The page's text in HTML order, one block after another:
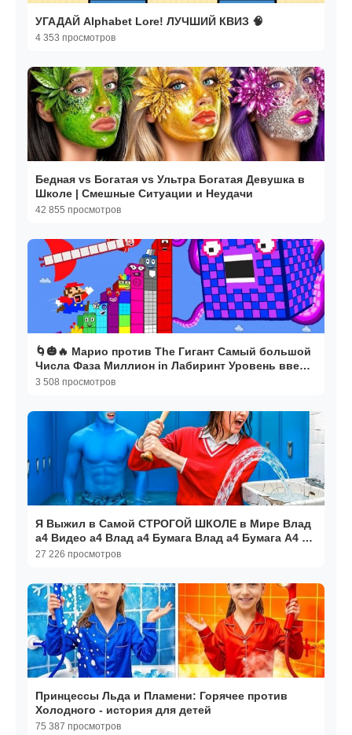
УГАДАЙ Alphabet Lore! ЛУЧШИЙ КВИЗ 🧠
4 353 просмотров
Бедная vs Богатая vs Ультра Богатая Девушка в
Школе | Смешные Ситуации и Неудачи
42 855 просмотров
🌀🎃🔥 Марио против The Гигант Самый большой
Числа Фаза Миллион in Лабиринт Уровень вверх
🔥🎃🌀
3 508 просмотров
Я Выжил в Самой СТРОГОЙ ШКОЛЕ в Мире Влад
а4 Видео а4 Влад а4 Бумага Влад а4 Бумага А4 а
4 ВЛАД А4
27 226 просмотров
Принцессы Льда и Пламени: Горячее против
Холодного - история для детей
75 387 просмотров